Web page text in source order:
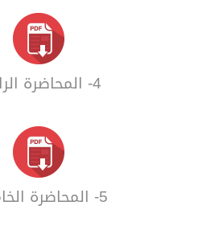
4- المحاضرة الرابعة
5- المحاضرة الخامسة